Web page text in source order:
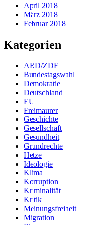
April 2018
März 2018
Februar 2018
Kategorien
ARD/ZDF
Bundestagswahl
Demokratie
Deutschland
EU
Freimaurer
Geschichte
Gesellschaft
Gesundheit
Grundrechte
Hetze
Ideologie
Klima
Korruption
Kriminalität
Kritik
Meinungsfreiheit
Migration